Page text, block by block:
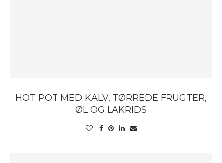
HOT POT MED KALV, TØRREDE FRUGTER,
ØL OG LAKRIDS